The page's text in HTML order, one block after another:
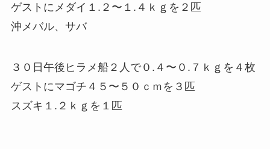
ゲストにメダイ１.２〜１.４ｋｇを２匹
沖メバル、サバ
３０日午後ヒラメ船２人で０.４〜０.７ｋｇを４枚
ゲストにマゴチ４５〜５０ｃｍを３匹
スズキ１.２ｋｇを１匹